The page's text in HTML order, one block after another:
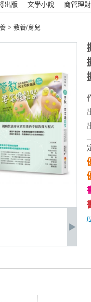
出版 文學小說 商管理財
> 教養/育兒
(